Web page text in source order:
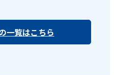
一覧はこちら